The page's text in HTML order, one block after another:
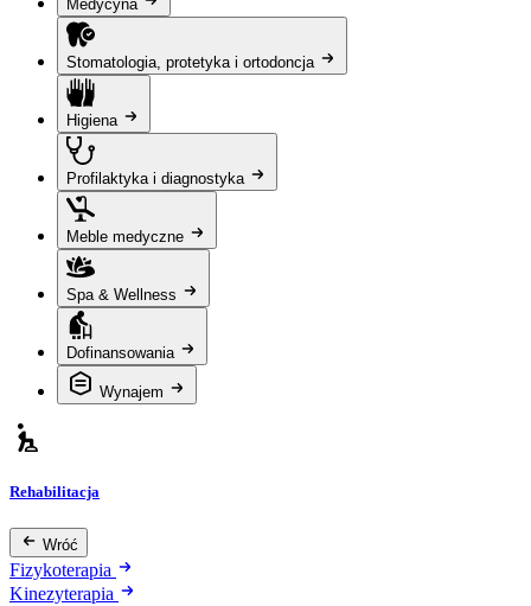
Medycyna
Stomatologia, protetyka i ortodoncja
Higiena
Profilaktyka i diagnostyka
Meble medyczne
Spa & Wellness
Dofinansowania
Wynajem
Rehabilitacja
Wróć
Fizykoterapia
Kinezyterapia